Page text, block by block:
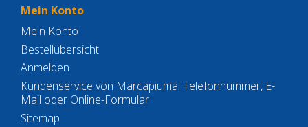
Mein Konto
Mein Konto
Bestellübersicht
Anmelden
Kundenservice von Marcapiuma: Telefonnummer, E-
Mail oder Online-Formular
Sitemap